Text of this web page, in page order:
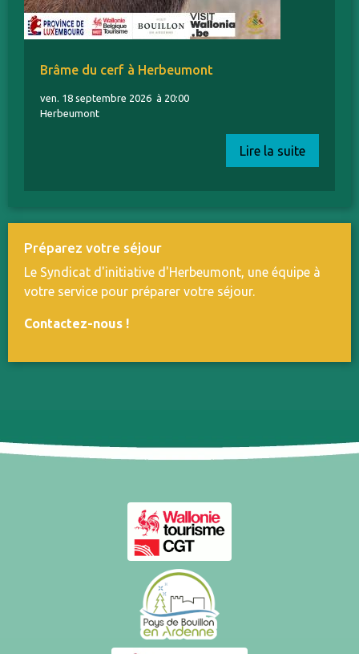
Brâme du cerf à Herbeumont
ven. 18 septembre 2026 à 20:00
Herbeumont
Lire la suite
Préparez votre séjour
Le Syndicat d'initiative d'Herbeumont, une équipe à
votre service pour préparer votre séjour.
Contactez-nous !